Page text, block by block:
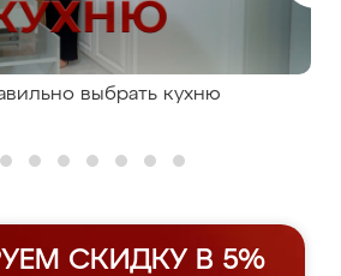
выбрать кухню
СКИДКУ В 5%